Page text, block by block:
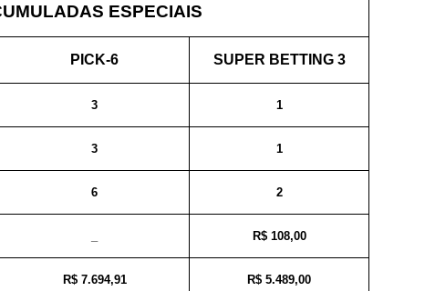
ESPECIAIS
PICK-6 SUPER BETTING 3
3 1
3 1
6 2
R$ 108,00
R$ 7.694,91 R$ 5.489,00